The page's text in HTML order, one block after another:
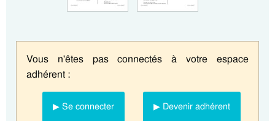
Vous n'êtes pas connectés à votre espace
adhérent :
▶ Se connecter ▶ Devenir adhérent